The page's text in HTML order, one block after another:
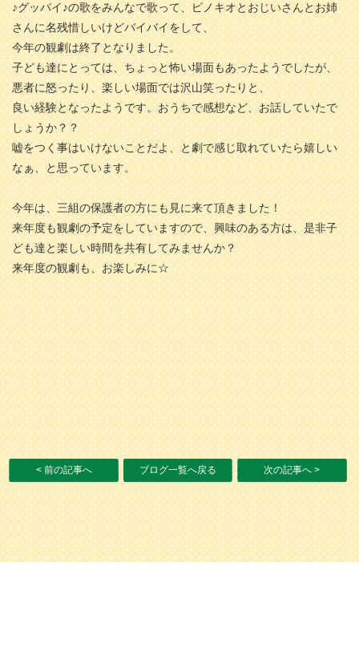
♪グッバイ♪の歌をみんなで歌って、ピノキオとおじいさんとお姉
さんに名残惜しいけどバイバイをして、
今年の観劇は終了となりました。
子ども達にとっては、ちょっと怖い場面もあったようでしたが、
悪者に怒ったり、楽しい場面では沢山笑ったりと、
良い経験となったようです。おうちで感想など、お話していたで
しょうか？？
嘘をつく事はいけないことだよ、と劇で感じ取れていたら嬉しい
なぁ、と思っています。
今年は、三組の保護者の方にも見に来て頂きました！
来年度も観劇の予定をしていますので、興味のある方は、是非子
ども達と楽しい時間を共有してみませんか？
来年度の観劇も、お楽しみに☆
< 前の記事へ ブログ一覧へ戻る 次の記事へ >